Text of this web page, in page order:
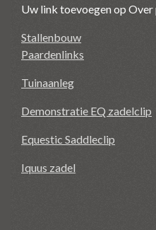
Uw link toevoegen op Over
Stallenbouw
Paardenlinks
Tuinaanleg
Demonstratie EQ zadelclip
Equestic Saddleclip
Iquus zadel